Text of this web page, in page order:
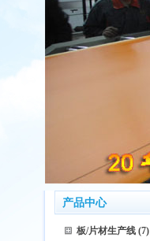
产品中心
板/片材生产线(7)